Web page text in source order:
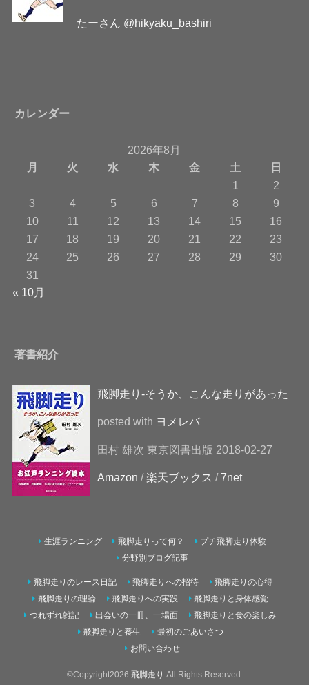
たーさん @hikyaku_bashiri
カレンダー
2026年8月
月
火 水 木 金 土
日
1
2
3
4 5 6 7 8
9
10
11 12 13 14 15
16
17
18 19 20 21 22
23
24
25 26 27 28 29
30
31
« 10月
著書紹介
飛脚走り-そうか、こんな走りがあった
posted with ヨメレバ
田村 雄次 東京図書出版 2018-02-27
Amazon /楽天ブックス /7net
生涯ランニング 飛脚走りって何？
プチ飛脚走り体験
分野別ブログ記事
飛脚走りのレース日記 飛脚走りへの招待
飛脚走りの心得
飛脚走りの理論
飛脚走りへの実践
飛脚走りと身体感覚
つれずれ雑記
出会いの一冊、一場面
飛脚走りと食の楽しみ
飛脚走りと養生
最初のごあいさつ
お問い合わせ
©Copyright2026 飛脚走り .All Rights Reserved.